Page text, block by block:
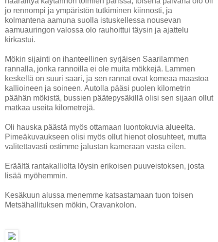
jo rennompi ja ympäristön tutkiminen kiinnosti, ja
kolmantena aamuna suolla istuskellessa nousevan
aamuauringon valossa olo rauhoittui täysin ja ajattelu
kirkastui.
Mökin sijainti on ihanteellinen syrjäisen Saarilammen
rannalla, jonka rannoilla ei ole muita mökkejä. Lammen
keskellä on suuri saari, ja sen rannat ovat komeaa maastoa
kallioineen ja soineen. Autolla pääsi puolen kilometrin
päähän mökistä, bussien päätepysäkillä olisi sen sijaan ollut
matkaa useita kilometrejä.
Oli hauska päästä myös ottamaan luontokuvia alueelta.
Pimeäkuvaukseen olisi myös ollut hienot olosuhteet, mutta
valitettavasti ostimme jalustan kameraan vasta eilen.
Eräältä rantakalliolta löysin erikoisen puuveistoksen, josta
lisää myöhemmin.
Kesäkuun alussa menemme katsastamaan tuon toisen
Metsähallituksen mökin, Oravankolon.